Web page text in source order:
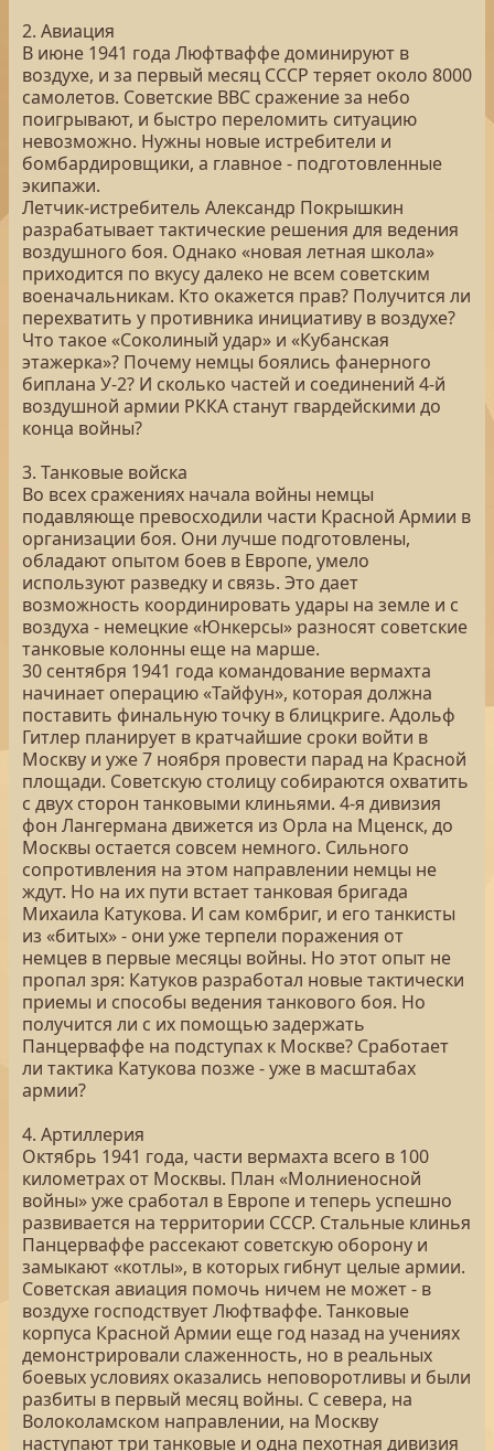
2. Авиация
В июне 1941 года Люфтваффе доминируют в
воздухе, и за первый месяц СССР теряет около 8000
самолетов. Советские ВВС сражение за небо
поигрывают, и быстро переломить ситуацию
невозможно. Нужны новые истребители и
бомбардировщики, а главное - подготовленные
экипажи.
Летчик-истребитель Александр Покрышкин
разрабатывает тактические решения для ведения
воздушного боя. Однако «новая летная школа»
приходится по вкусу далеко не всем советским
военачальникам. Кто окажется прав? Получится ли
перехватить у противника инициативу в воздухе?
Что такое «Соколиный удар» и «Кубанская
этажерка»? Почему немцы боялись фанерного
биплана У-2? И сколько частей и соединений 4-й
воздушной армии РККА станут гвардейскими до
конца войны?
3. Танковые войска
Во всех сражениях начала войны немцы
подавляюще превосходили части Красной Армии в
организации боя. Они лучше подготовлены,
обладают опытом боев в Европе, умело
используют разведку и связь. Это дает
возможность координировать удары на земле и с
воздуха - немецкие «Юнкерсы» разносят советские
танковые колонны еще на марше.
30 сентября 1941 года командование вермахта
начинает операцию «Тайфун», которая должна
поставить финальную точку в блицкриге. Адольф
Гитлер планирует в кратчайшие сроки войти в
Москву и уже 7 ноября провести парад на Красной
площади. Советскую столицу собираются охватить
с двух сторон танковыми клиньями. 4-я дивизия
фон Лангермана движется из Орла на Мценск, до
Москвы остается совсем немного. Сильного
сопротивления на этом направлении немцы не
ждут. Но на их пути встает танковая бригада
Михаила Катукова. И сам комбриг, и его танкисты
из «битых» - они уже терпели поражения от
немцев в первые месяцы войны. Но этот опыт не
пропал зря: Катуков разработал новые тактически
приемы и способы ведения танкового боя. Но
получится ли с их помощью задержать
Панцерваффе на подступах к Москве? Сработает
ли тактика Катукова позже - уже в масштабах
армии?
4. Артиллерия
Октябрь 1941 года, части вермахта всего в 100
километрах от Москвы. План «Молниеносной
войны» уже сработал в Европе и теперь успешно
развивается на территории СССР. Стальные клинья
Панцерваффе рассекают советскую оборону и
замыкают «котлы», в которых гибнут целые армии.
Советская авиация помочь ничем не может - в
воздухе господствует Люфтваффе. Танковые
корпуса Красной Армии еще год назад на учениях
демонстрировали слаженность, но в реальных
боевых условиях оказались неповоротливы и были
разбиты в первый месяц войны. С севера, на
Волоколамском направлении, на Москву
наступают три танковые и одна пехотная дивизия